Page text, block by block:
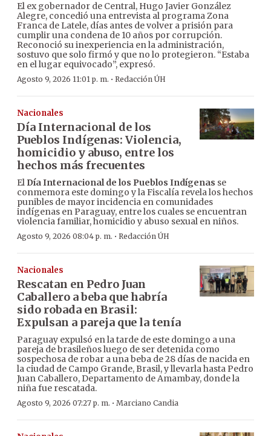
El ex gobernador de Central, Hugo Javier González
Alegre, concedió una entrevista al programa Zona
Franca de Latele, días antes de volver a prisión para
cumplir una condena de 10 años por corrupción.
Reconoció su inexperiencia en la administración,
sostuvo que solo firmó y que no lo protegieron. “Estaba
en el lugar equivocado”, expresó.
Agosto 9, 2026 11:01 p. m. · Redacción ÚH
Nacionales
Día Internacional de los
Pueblos Indígenas: Violencia,
homicidio y abuso, entre los
hechos más frecuentes
El Día Internacional de los Pueblos Indígenas se
conmemora este domingo y la Fiscalía revela los hechos
punibles de mayor incidencia en comunidades
indígenas en Paraguay, entre los cuales se encuentran
violencia familiar, homicidio y abuso sexual en niños.
Agosto 9, 2026 08:04 p. m. · Redacción ÚH
Nacionales
Rescatan en Pedro Juan
Caballero a beba que habría
sido robada en Brasil:
Expulsan a pareja que la tenía
Paraguay expulsó en la tarde de este domingo a una
pareja de brasileños luego de ser detenida como
sospechosa de robar a una beba de 28 días de nacida en
la ciudad de Campo Grande, Brasil, y llevarla hasta Pedro
Juan Caballero, Departamento de Amambay, donde la
niña fue rescatada.
Agosto 9, 2026 07:27 p. m. · Marciano Candia